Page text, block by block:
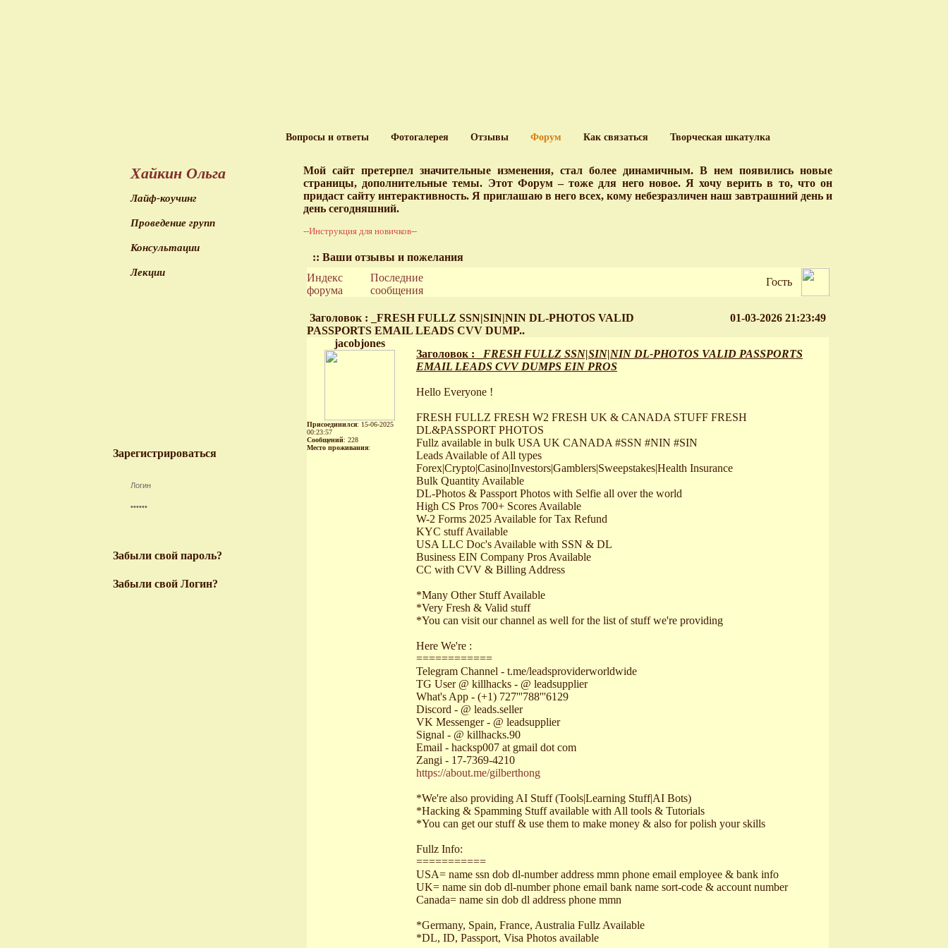
Вопросы и ответы Фотогалерея Отзывы Форум Как связаться Творческая шкатулка
Хайкин Ольга
Лайф-коучинг
Проведение групп
Консультации
Лекции
Зарегистрироваться
Забыли свой пароль?
Забыли свой Логин?
Мой сайт претерпел значительные изменения, стал более динамичным. В нем появились новые
страницы, дополнительные темы. Этот Форум – тоже для него новое. Я хочу верить в то, что он
придаст сайту интерактивность. Я приглашаю в него всех, кому небезразличен наш завтрашний день и
день сегодняшний.
--Инструкция для новичков--
:: Ваши отзывы и пожелания
Индекс
форума
Последние
сообщения
Гость
Заголовок : _FRESH FULLZ SSN|SIN|NIN DL-PHOTOS VALID
PASSPORTS EMAIL LEADS CVV DUMP..
01-03-2026 21:23:49
jacobjones
Присоединился: 15-06-2025
00:23:57
Сообщений: 228
Место проживания:
Заголовок : _ FRESH FULLZ SSN|SIN|NIN DL-PHOTOS VALID PASSPORTS
EMAIL LEADS CVV DUMPS EIN PROS
Hello Everyone !
FRESH FULLZ FRESH W2 FRESH UK & CANADA STUFF FRESH
DL&PASSPORT PHOTOS
Fullz available in bulk USA UK CANADA #SSN #NIN #SIN
Leads Available of All types
Forex|Crypto|Casino|Investors|Gamblers|Sweepstakes|Health Insurance
Bulk Quantity Available
DL-Photos & Passport Photos with Selfie all over the world
High CS Pros 700+ Scores Available
W-2 Forms 2025 Available for Tax Refund
KYC stuff Available
USA LLC Doc's Available with SSN & DL
Business EIN Company Pros Available
CC with CVV & Billing Address
*Many Other Stuff Available
*Very Fresh & Valid stuff
*You can visit our channel as well for the list of stuff we're providing
Here We're :
============
Telegram Channel - t.me/leadsproviderworldwide
TG User @ killhacks - @ leadsupplier
What's App - (+1) 727'''788'''6129
Discord - @ leads.seller
VK Messenger - @ leadsupplier
Signal - @ killhacks.90
Email - hacksp007 at gmail dot com
Zangi - 17-7369-4210
https://about.me/gilberthong
*We're also providing AI Stuff (Tools|Learning Stuff|AI Bots)
*Hacking & Spamming Stuff available with All tools & Tutorials
*You can get our stuff & use them to make money & also for polish your skills
Fullz Info:
===========
USA= name ssn dob dl-number address mmn phone email employee & bank info
UK= name sin dob dl-number phone email bank name sort-code & account number
Canada= name sin dob dl address phone mmn
*Germany, Spain, France, Australia Fullz Available
*DL, ID, Passport, Visa Photos available